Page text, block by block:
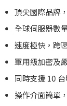
頂尖國際品牌
全球伺服器數
速度極快，跨
軍用級加密及
同時支援 10
操作介面簡單